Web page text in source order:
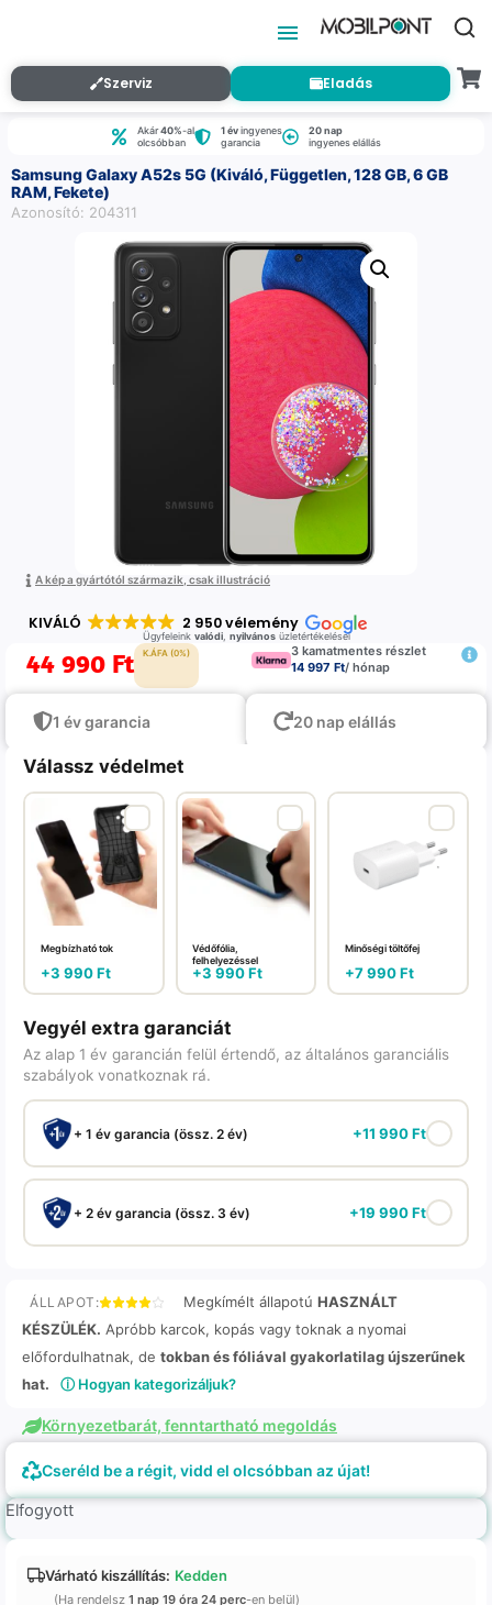
Szerviz Eladás
Akár40%-al
olcsóbban
1 évingyenes
garancia
20 nap
ingyenes elállás
Samsung Galaxy A52s 5G (Kiváló, Független, 128 GB, 6 GB
RAM, Fekete)
Azonosító: 204311
A kép a gyártótól származik, csak illustráció
KIVÁLÓ 2 950 vélemény
Ügyfeleink valódi, nyilvánosüzletértékelései
44 990 Ft K.ÁFA (0%)
3 kamatmentes részlet
14 997 Ft/ hónap
1 év garancia 20 nap elállás
Válassz védelmet
Megbízható tok
+3 990Ft
Védőfólia,
felhelyezéssel
+3 990Ft
Minőségi töltőfej
+7 990Ft
Vegyél extra garanciát
Az alap 1 év garancián felül értendő, az általános garanciális
szabályok vonatkoznak rá.
+ 1 év garancia (össz. 2 év) +11 990Ft
+ 2 év garancia (össz. 3 év) +19 990Ft
ÁLLAPOT: Megkímélt állapotú HASZNÁLT
KÉSZÜLÉK. Apróbb karcok, kopás vagy toknak a nyomai
előfordulhatnak, de tokban és fóliával gyakorlatilag újszerűnek
hat.
ⓘ Hogyan kategorizáljuk?
Környezetbarát, fenntartható megoldás
Cseréld be a régit, vidd el olcsóbban az újat!
Elfogyott
Várható kiszállítás: Kedden
(Ha rendelsz 1 nap 19 óra 24 perc-en belül)